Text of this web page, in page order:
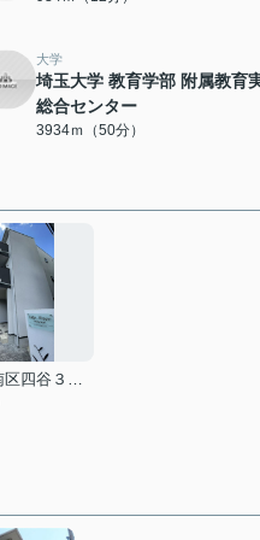
大学
埼玉大学 教育学部 附属教育
総合センター
3934ｍ（50分）
さいたま市南区四谷３丁目